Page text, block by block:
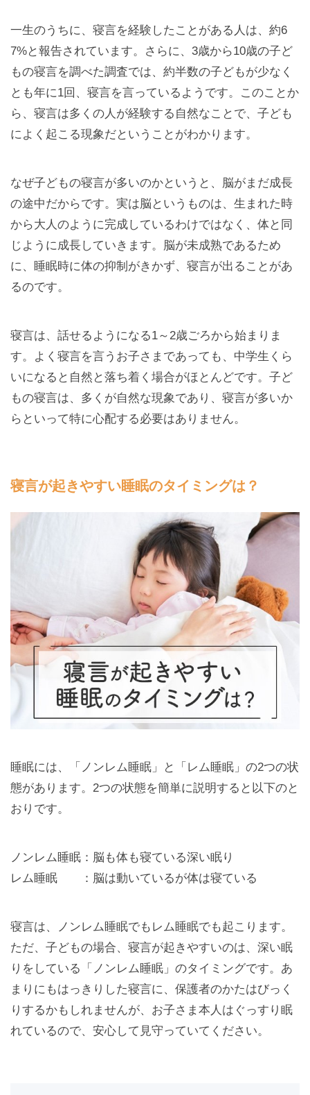
一生のうちに、寝言を経験したことがある人は、約6
7%と報告されています。さらに、3歳から10歳の子ど
もの寝言を調べた調査では、約半数の子どもが少なく
とも年に1回、寝言を言っているようです。このことか
ら、寝言は多くの人が経験する自然なことで、子ども
によく起こる現象だということがわかります。
なぜ子どもの寝言が多いのかというと、脳がまだ成長
の途中だからです。実は脳というものは、生まれた時
から大人のように完成しているわけではなく、体と同
じように成長していきます。脳が未成熟であるため
に、睡眠時に体の抑制がきかず、寝言が出ることがあ
るのです。
寝言は、話せるようになる1～2歳ごろから始まりま
す。よく寝言を言うお子さまであっても、中学生くら
いになると自然と落ち着く場合がほとんどです。子ど
もの寝言は、多くが自然な現象であり、寝言が多いか
らといって特に心配する必要はありません。
寝言が起きやすい睡眠のタイミングは？
睡眠には、「ノンレム睡眠」と「レム睡眠」の2つの状
態があります。2つの状態を簡単に説明すると以下のと
おりです。
ノンレム睡眠：脳も体も寝ている深い眠り
レム睡眠 ：脳は動いているが体は寝ている
寝言は、ノンレム睡眠でもレム睡眠でも起こります。
ただ、子どもの場合、寝言が起きやすいのは、深い眠
りをしている「ノンレム睡眠」のタイミングです。あ
まりにもはっきりした寝言に、保護者のかたはびっく
りするかもしれませんが、お子さま本人はぐっすり眠
れているので、安心して見守っていてください。